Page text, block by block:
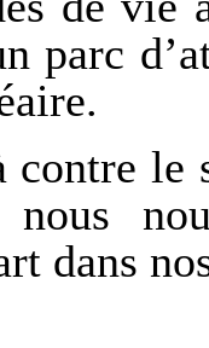
parc
contre le
dans